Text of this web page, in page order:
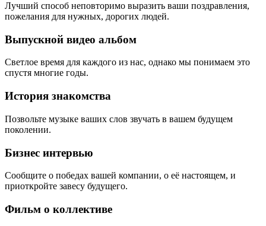
Лучший способ неповторимо выразить ваши поздравления,
пожелания для нужных, дорогих людей.
Выпускной видео альбом
Светлое время для каждого из нас, однако мы понимаем это
спустя многие годы.
История знакомства
Позвольте музыке ваших слов звучать в вашем будущем
поколении.
Бизнес интервью
Сообщите о победах вашей компании, о её настоящем, и
приоткройте завесу будущего.
Фильм о коллективе